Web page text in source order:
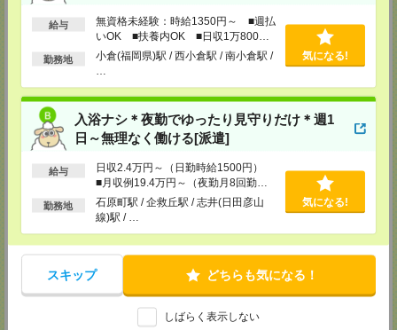
給与
無資格未経験：時給1350円～ ■週払
いOK ■扶養内OK ■日収1万800円
以上
勤務地
小倉(福岡県)駅 / 西小倉駅 / 南小倉駅 /
気になる!
入浴ナシ＊夜勤でゆったり見守りだけ＊週1
日～無理なく働ける[派遣]
給与
日収2.4万円～（日勤時給1500円）
■月収例19.4万円～（夜勤月8回勤務
の場合）
勤務地
石原町駅 / 企救丘駅 / 志井(日田彦山
線)駅 / …
気になる!
スキップ どちらも気になる！
しばらく表示しない
所要時間
【電話登録】30分程度
・お仕事のご紹介など
登録場所
ケアサービス鹿児島支店
〒892-0846
鹿児島市加治屋町 15-9 大同生命鹿児島ビル 9F
TEL：099-239-1070
担当：採用担当
ケアサービス福岡支店
〒812-0024 福岡県福岡市博多区綱場町4-11 パシフィックコート博
多 3F（25.3.17～）
TEL：092-517-3686
担当：採用担当